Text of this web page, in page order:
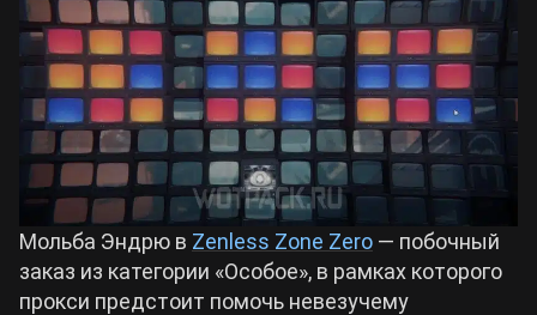
Crimson Desert
Zenless Zone Zero
Kingdom Come: Deliverance 2
Path of Exile 2
Билды Arknights: Endfield
Билды Wuthering Waves
Билды Cyberpunk 2077
Билды Path of Exile 2
Мольба Эндрю в Zenless Zone Zero — побочный
заказ из категории «Особое», в рамках которого
прокси предстоит помочь невезучему